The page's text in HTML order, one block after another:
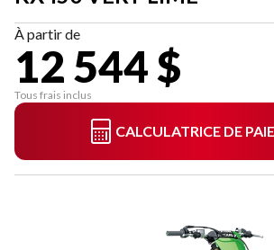
À partir de
12 544 $
Tous frais inclus
CALCULATRICE DE